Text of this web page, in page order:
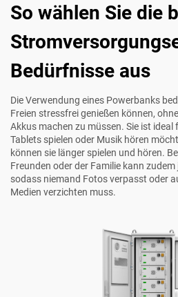
So wählen Sie die
Bedürfnisse aus
Die Verwendung eines Powerbanks
Freien stressfrei genießen können,
Akkus machen zu müssen. Sie ist ideal
Tablets spielen oder Musik hören
können sie länger spielen und hören.
Freunden oder der Familie kann
sodass niemand Fotos verpasst oder
Medien verzichten muss.